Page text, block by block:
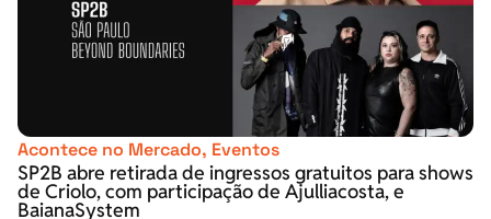
Acontece no Mercado, Eventos
SP2B abre retirada de ingressos gratuitos para shows
de Criolo, com participação de Ajulliacosta, e
BaianaSystem